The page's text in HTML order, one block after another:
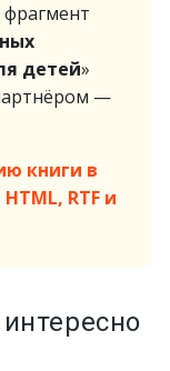
детей»
—
книги в
RTF и